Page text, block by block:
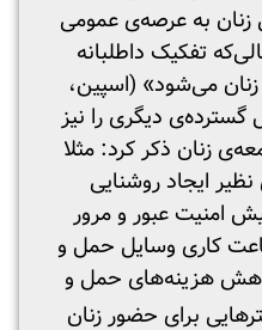
به عرصه‌ی عمومی
تفکیک داطلبانه
می‌شود» (اسپین،
گسترده‌ی دیگری را نیز
زنان ذکر کرد: مثلا
ایجاد روشنایی
امنیت عبور و مرور
کاری وسایل حمل و
هزینه‌های حمل و
برای حضور زنان